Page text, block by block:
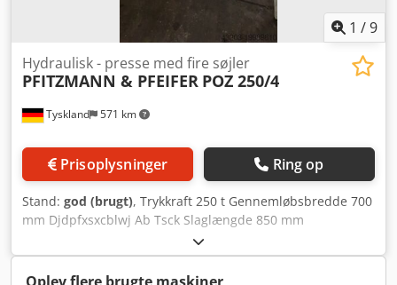
1 /9
Tyskland 571 km
Hydraulisk - presse med fire søjler
PFITZMANN & PFEIFER POZ 250/4
Prisoplysninger Ring op
Stand: god (brugt), Trykkraft 250 t Gennemløbsbredde 700
mm Djdpfxsxcblwj Ab Tsck Slaglængde 850 mm
Borddimensioner 2000 x 1000 mm
Værktøjsmonteringshøjde - min./max. 355 / 1200 mm
Samlet strømforbrug 30 kW Maskinens vægt ca. 25 t